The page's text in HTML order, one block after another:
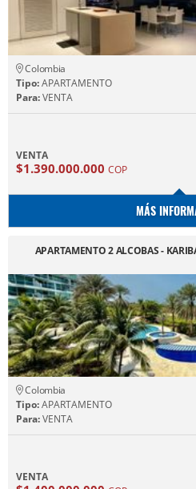
Colombia
Tipo:APARTAMENTO
Para:VENTA
VENTA
$1.390.000.000 COP
MÁS
APARTAMENTO 2 ALCOBAS -
Colombia
Tipo:APARTAMENTO
Para:VENTA
VENTA